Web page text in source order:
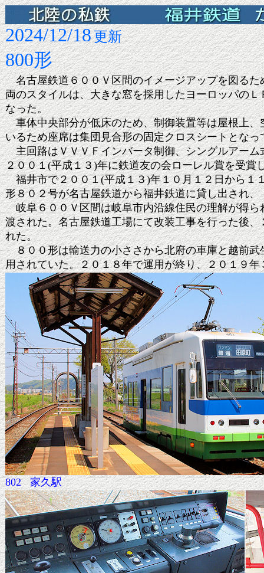
2024/12/18更新
800形
名古屋鉄道６００Ｖ区間のイメージアップを図る
両のスタイルは、大きな窓を採用したヨーロッパの
なった。
車体中央部分が低床のため、制御装置等は屋根上、
いるため座席は集団見合形の固定クロスシートとなっ
主回路はＶＶＶＦインバータ制御、シングルアーム
２００１(平成１３)年に鉄道友の会ローレル賞を受賞
福井市で２００１(平成１３)年１０月１２日から１
形８０２号が名古屋鉄道から福井鉄道に貸し出され
岐阜６００Ｖ区間は岐阜市内沿線住民の理解が得ら
渡された。名古屋鉄道工場にて改装工事を行った後
れた。
８００形は輸送力の小ささから北府の車庫と越前武
用されていた。２０１８年で運用が終り、２０１９年
802 家久駅